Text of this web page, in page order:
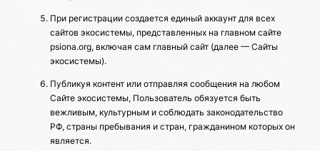
При регистрации создается единый аккаунт для всех
сайтов экосистемы, представленных на главном сайте
psiona.org, включая сам главный сайт (далее — Сайты
экосистемы).
Публикуя контент или отправляя сообщения на любом
Сайте экосистемы, Пользователь обязуется быть
вежливым, культурным и соблюдать законодательство
РФ, страны пребывания и стран, гражданином которых он
является.